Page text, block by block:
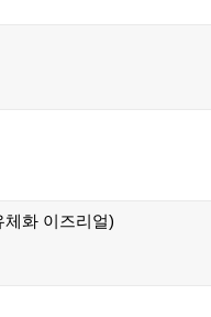
화 이즈리얼)